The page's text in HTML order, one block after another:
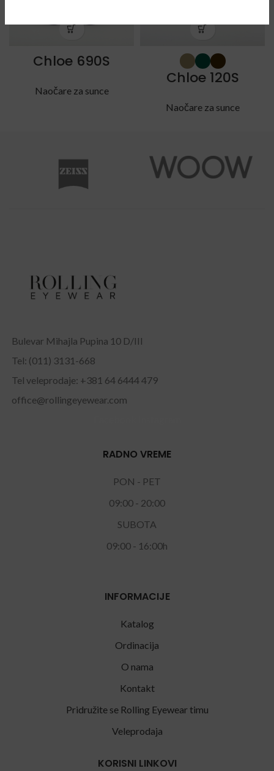
Chloe 690S
Naočare za sunce
Chloe 120S
Naočare za sunce
Bulevar Mihajla Pupina 10 D/III
Tel: (011) 3131-668
Tel veleprodaje: +381 64 6444 479
office@rollingeyewear.com
RADNO VREME
PON - PET
09:00 - 20:00
SUBOTA
09:00 - 16:00h
INFORMACIJE
Katalog
Ordinacija
O nama
Kontakt
Pridružite se Rolling Eyewear timu
Veleprodaja
KORISNI LINKOVI